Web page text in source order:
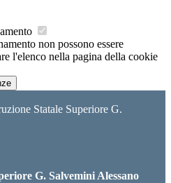
non possono essere
l'elenco nella pagina della cookie
Statale Superiore G.
G. Salvemini Alessano